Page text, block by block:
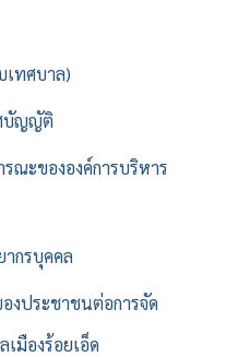
เทศบาล)
บัญญัติ
ณะขององค์การบริหาร
กรบุคคล
งประชาชนต่อการจัด
มืองร้อยเอ็ด